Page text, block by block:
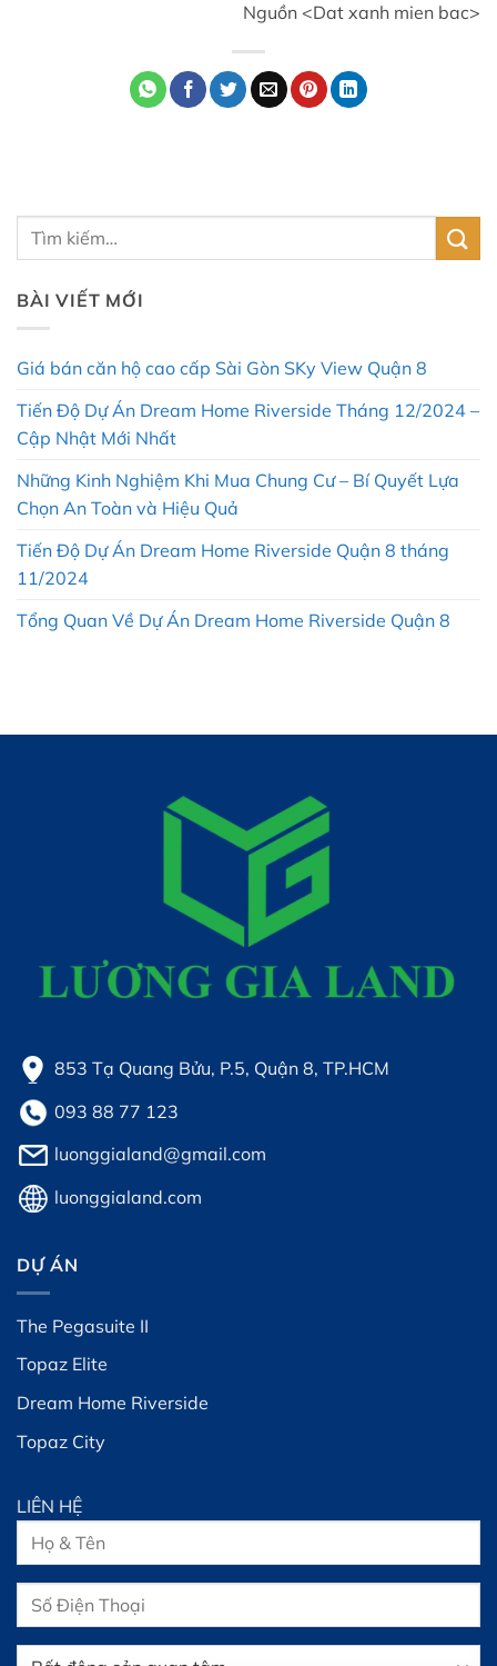
Nguồn <Dat xanh mien bac>
BÀI VIẾT MỚI
Giá bán căn hộ cao cấp Sài Gòn SKy View Quận 8
Tiến Độ Dự Án Dream Home Riverside Tháng 12/2024 –
Cập Nhật Mới Nhất
Những Kinh Nghiệm Khi Mua Chung Cư – Bí Quyết Lựa
Chọn An Toàn và Hiệu Quả
Tiến Độ Dự Án Dream Home Riverside Quận 8 tháng
11/2024
Tổng Quan Về Dự Án Dream Home Riverside Quận 8
853 Tạ Quang Bửu, P.5, Quận 8, TP.HCM
093 88 77 123
luonggialand@gmail.com
luonggialand.com
DỰ ÁN
The Pegasuite II
Topaz Elite
Dream Home Riverside
Topaz City
LIÊN HỆ